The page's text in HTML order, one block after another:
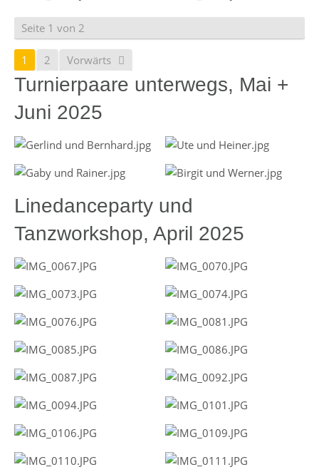
Seite 1 von 2
1 2 Vorwärts
Turnierpaare unterwegs, Mai +
Juni 2025
Linedanceparty und
Tanzworkshop, April 2025